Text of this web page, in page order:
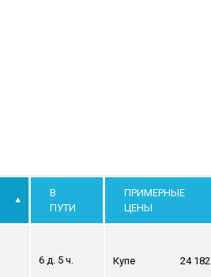
В
ПУТИ
ПРИМЕРНЫЕ
ЦЕНЫ
6 д. 5 ч. Купе 24 182